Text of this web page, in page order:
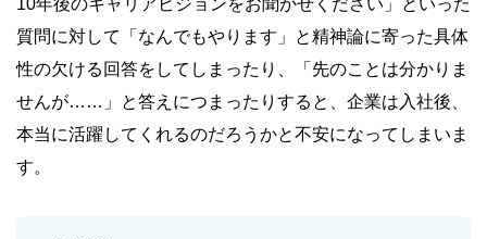
質問に対して「なんでもやります」と精神論に寄った具体
性の欠ける回答をしてしまったり、「先のことは分かりま
せんが……」と答えにつまったりすると、企業は入社後、
本当に活躍してくれるのだろうかと不安になってしまいま
す。